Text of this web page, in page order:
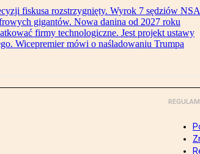
fiskusa rozstrzygnięty. Wyrok 7 sędziów NSA
gigantów. Nowa danina od 2027 roku
firmy technologiczne. Jest projekt ustawy
Wicepremier mówi o naśladowaniu Trumpa